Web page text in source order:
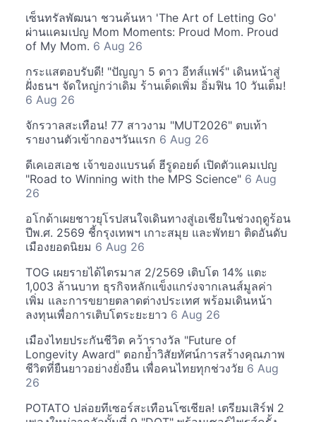
เซ็นทรัลพัฒนา ชวนค้นหา 'The Art of Letting Go'
ผ่านแคมเปญ Mom Moments: Proud Mom. Proud
of My Mom. 6 Aug 26
กระแสตอบรับดี! "ปัญญา 5 ดาว อีทส์แฟร์" เดินหน้าสู่
ฝั่งธนฯ จัดใหญ่กว่าเดิม ร้านเด็ดเพิ่ม อิ่มฟิน 10 วันเต็ม!
6 Aug 26
จักรวาลสะเทือน! 77 สาวงาม "MUT2026" ตบเท้า
รายงานตัวเข้ากองฯวันแรก 6 Aug 26
ดีเคเอสเอช เจ้าของแบรนด์ ฮีรูดอยด์ เปิดตัวแคมเปญ
"Road to Winning with the MPS Science" 6 Aug
26
อโกด้าเผยชาวยุโรปสนใจเดินทางสู่เอเชียในช่วงฤดูร้อน
ปีพ.ศ. 2569 ชี้กรุงเทพฯ เกาะสมุย และพัทยา ติดอันดับ
เมืองยอดนิยม 6 Aug 26
TOG เผยรายได้ไตรมาส 2/2569 เติบโต 14% แตะ
1,003 ล้านบาท ธุรกิจหลักแข็งแกร่งจากเลนส์มูลค่า
เพิ่ม และการขยายตลาดต่างประเทศ พร้อมเดินหน้า
ลงทุนเพื่อการเติบโตระยะยาว 6 Aug 26
เมืองไทยประกันชีวิต คว้ารางวัล "Future of
Longevity Award" ตอกย้ำวิสัยทัศน์การสร้างคุณภาพ
ชีวิตที่ยืนยาวอย่างยั่งยืน เพื่อคนไทยทุกช่วงวัย 6 Aug
26
POTATO ปล่อยทีเซอร์สะเทือนโซเชียล! เตรียมเสิร์ฟ 2